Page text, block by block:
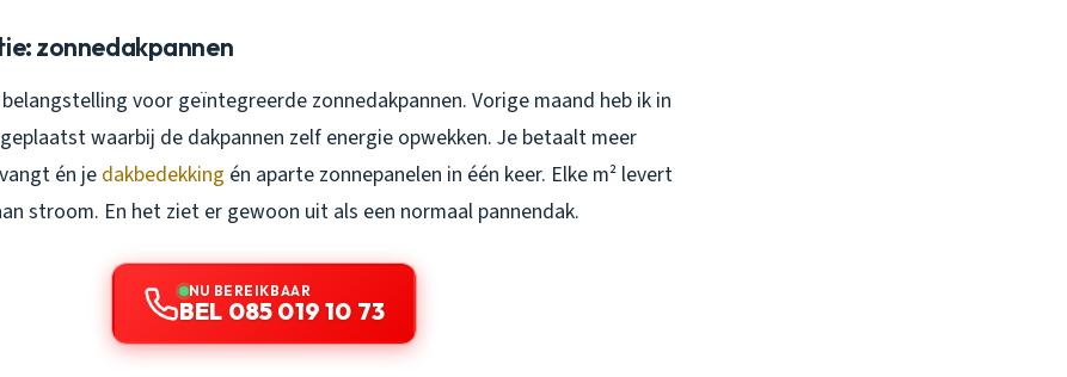
zonnedakpannen
voor geïntegreerde zonnedakpannen. Vorige maand heb ik in
waarbij de dakpannen zelf energie opwekken. Je betaalt meer
én jedakbedekking én aparte zonnepanelen in één keer. Elke m² levert
stroom. En het ziet er gewoon uit als een normaal pannendak.
NU BEREIKBAAR
BEL 085 019 10 73